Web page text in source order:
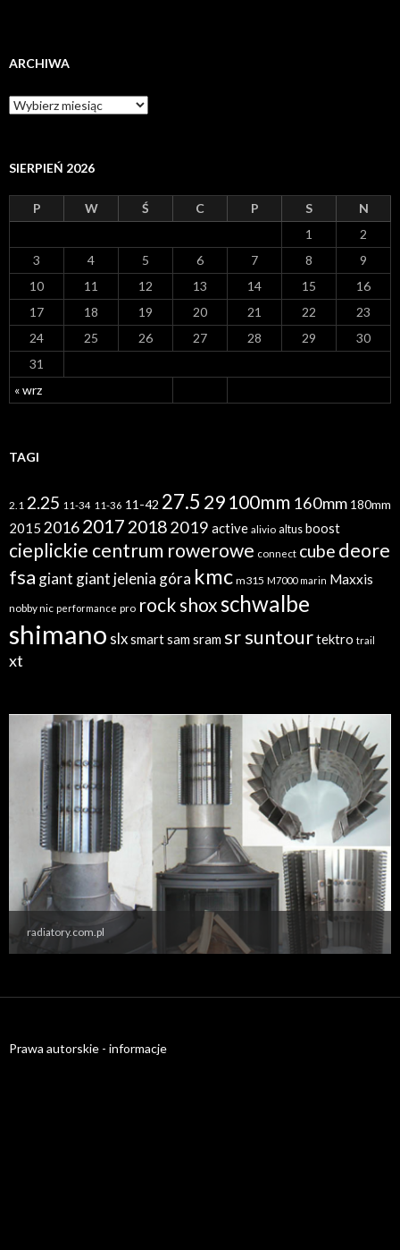
ARCHIWA
A
r
i
a
SIERPIEŃ 2026
P W Ś C P S N
« wrz
1
2
3
4 5 6 7 8
9
10
11 12 13 14 15
16
17
18 19 20 21 22
23
24
25 26 27 28 29
30
31
TAGI
2.1 2.25 11-34 11-36 11-42 27.5 29 100mm 160mm 180mm
2015 20162017 20182019 active alivio altus boost
cieplickie centrum rowerowe connect cube deore
fsa giant giant jelenia góra kmc m315 M7000 marin Maxxis
nobby nic performance pro rock shoxschwalbe
shimano slxsmart sam sramsr suntourtektro trail
xt
radiatory.com.pl
Prawa autorskie - informacje